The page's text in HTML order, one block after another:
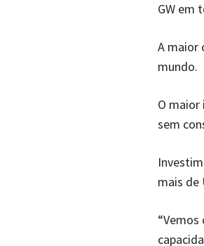
GW em
A maior
mundo.
O maior
sem
mais de